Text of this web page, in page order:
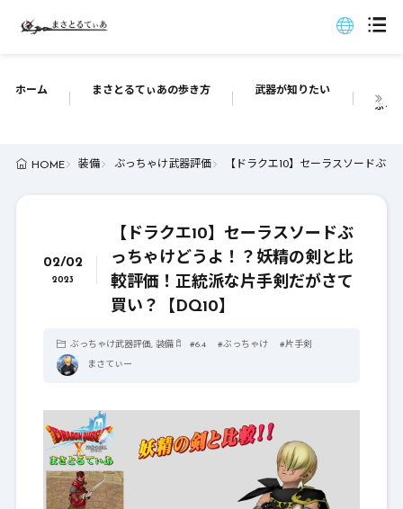
ホーム まさとるてぃあの歩き方 武器が知りたい
ぶっ
HOME 装備 ぶっちゃけ武器評価 【ドラクエ10】セーラスソードぶ
02/02
2023
【ドラクエ10】セーラスソードぶ
っちゃけどうよ！？妖精の剣と比
較評価！正統派な片手剣だがさて
買い？【DQ10】
ぶっちゃけ武器評価, 装備 #6.4 #ぶっちゃけ #片手剣
まさてぃー